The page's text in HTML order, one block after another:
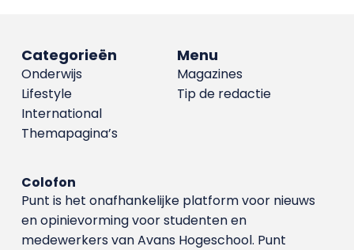
Menu
Magazines
Tip de redactie
Categorieën
Onderwijs
Lifestyle
International
Themapagina’s
Colofon
Punt is het onafhankelijke platform voor nieuws
en opinievorming voor studenten en
medewerkers van Avans Hoge­school. Punt